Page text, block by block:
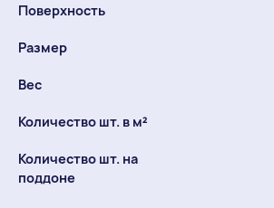
Поверхность
Размер
Вес
Количество шт. в м²
Количество шт. на
поддоне